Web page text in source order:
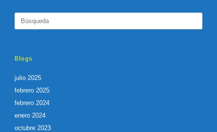
Blogs
julio 2025
febrero 2025
febrero 2024
enero 2024
octubre 2023